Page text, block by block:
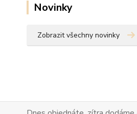
Novinky
Zobrazit všechny novinky